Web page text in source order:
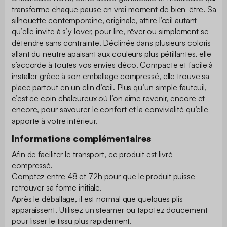
transforme chaque pause en vrai moment de bien-être. Sa
silhouette contemporaine, originale, attire l’œil autant
qu’elle invite à s’y lover, pour lire, rêver ou simplement se
détendre sans contrainte. Déclinée dans plusieurs coloris
allant du neutre apaisant aux couleurs plus pétillantes, elle
s’accorde à toutes vos envies déco. Compacte et facile à
installer grâce à son emballage compressé, elle trouve sa
place partout en un clin d’œil. Plus qu’un simple fauteuil,
c’est ce coin chaleureux où l’on aime revenir, encore et
encore, pour savourer le confort et la convivialité qu’elle
apporte à votre intérieur.
Informations complémentaires
Afin de faciliter le transport, ce produit est livré
compressé.
Comptez entre 48 et 72h pour que le produit puisse
retrouver sa forme initiale.
Après le déballage, il est normal que quelques plis
apparaissent. Utilisez un steamer ou tapotez doucement
pour lisser le tissu plus rapidement.